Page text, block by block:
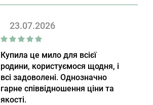
23.07.2026
Купила це мило для всієї
родини, користуємося щодня, і
всі задоволені. Однозначно
гарне співвідношення ціни та
якості.